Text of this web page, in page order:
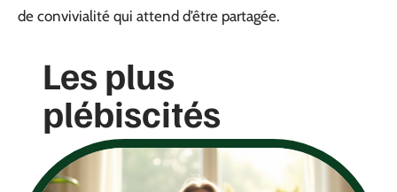
de convivialité qui attend d’être partagée.
Les plus
plébiscités